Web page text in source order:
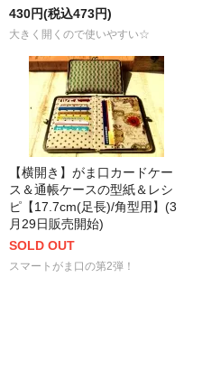
430円(税込473円)
大きく開くので使いやすい☆
【横開き】がま口カードケー
ス＆通帳ケースの型紙＆レシ
ピ【17.7cm(足長)/角型用】(3
月29日販売開始)
SOLD OUT
スマートがま口の第2弾！